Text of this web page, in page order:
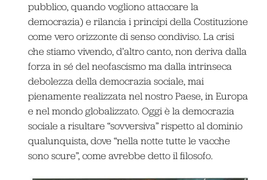
pubblico, quando vogliono attaccare la
democrazia) e rilancia i principi della Costituzione
come vero orizzonte di senso condiviso. La crisi
che stiamo vivendo, d’altro canto, non deriva dalla
forza in sé del neofascismo ma dalla intrinseca
debolezza della democrazia sociale, mai
pienamente realizzata nel nostro Paese, in Europa
e nel mondo globalizzato. Oggi è la democrazia
sociale a risultare “sovversiva” rispetto al dominio
qualunquista, dove “nella notte tutte le vacche
sono scure”, come avrebbe detto il filosofo.